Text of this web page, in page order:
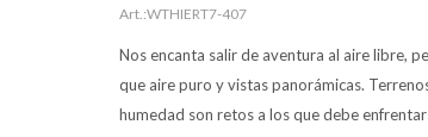
WTHIERT7-407
Nos encanta salir de aventura al aire libre,
que aire puro y vistas panorámicas.
humedad son retos a los que debe